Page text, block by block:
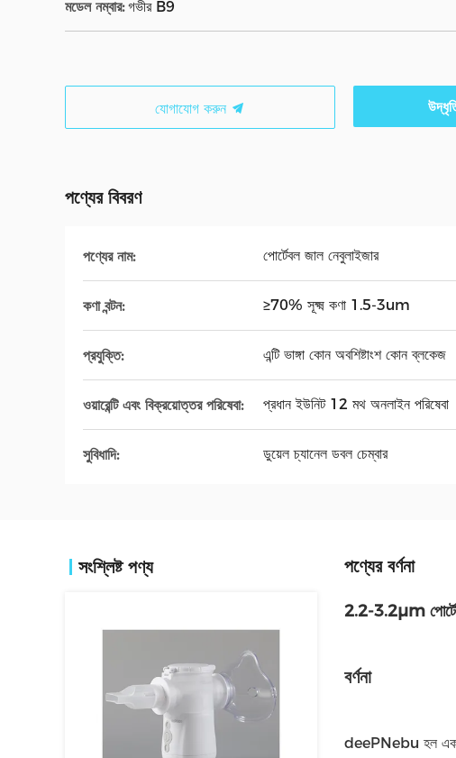
মডেল নম্বার: গভীর B9
যোগাযোগ করুন
পণ্যের বিবরণ
পণ্যের নাম: পোর্টেবল জাল নেবুলাইজার
কণা বন্টন: ≥70% সূক্ষ্ম কণা 1.5-3um
প্রযুক্তি: এন্টি ভাঙ্গা কোন অবশিষ্টাংশ কোন ব্লকেজ
ওয়ারেন্টি এবং বিক্রয়োত্তর পরিষেবা: প্রধান ইউনিট 12 মথ অনলাইন পরিষেবা
সুবিধাদি: ডুয়েল চ্যানেল ডবল চেম্বার
সংশ্লিষ্ট পণ্য পণ্যের বর্ণনা
2.2-3.2μm পোর্টেবল
বর্ণনা
deePNebu হল একটি